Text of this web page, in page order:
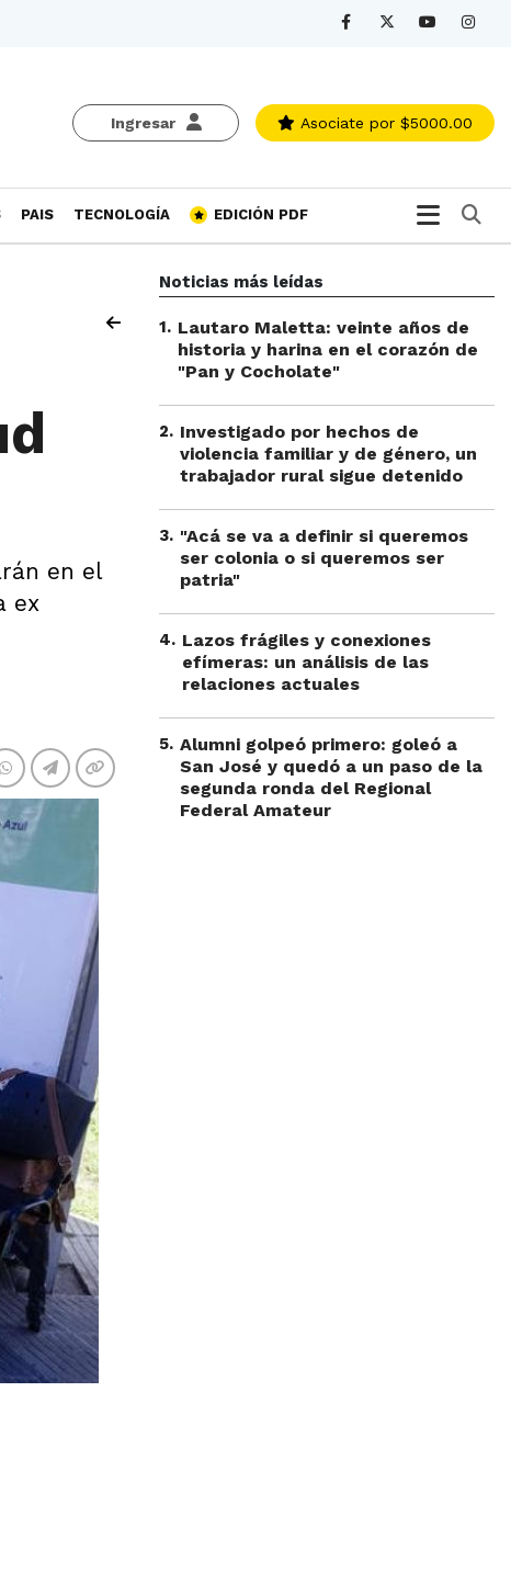
Ingresar Asociate por $5000.00
PAIS TECNOLOGÍA EDICIÓN PDF
en el
ex
Noticias más leídas
1. Lautaro Maletta: veinte años de
historia y harina en el corazón de
"Pan y Cocholate"
2. Investigado por hechos de
violencia familiar y de género, un
trabajador rural sigue detenido
3. "Acá se va a definir si queremos
ser colonia o si queremos ser
patria"
4. Lazos frágiles y conexiones
efímeras: un análisis de las
relaciones actuales
5. Alumni golpeó primero: goleó a
San José y quedó a un paso de la
segunda ronda del Regional
Federal Amateur